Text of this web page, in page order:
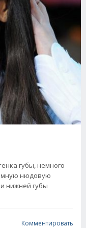
губы, немного
нюдовую
нижней губы
Комментировать